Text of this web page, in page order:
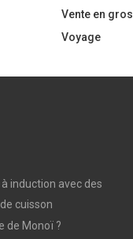
Vente en gros
Voyage
induction avec des
cuisson
de Monoï ?